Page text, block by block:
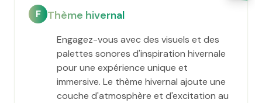
F Thème hivernal
Engagez-vous avec des visuels et des
palettes sonores d'inspiration hivernale
pour une expérience unique et
immersive. Le thème hivernal ajoute une
couche d'atmosphère et d'excitation au